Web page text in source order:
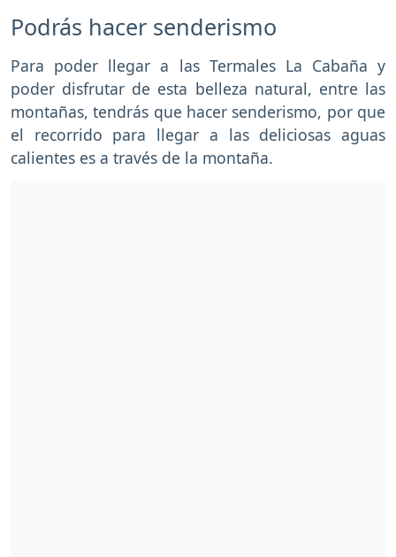
Podrás hacer senderismo
Para poder llegar a las Termales La Cabaña y
poder disfrutar de esta belleza natural, entre las
montañas, tendrás que hacer senderismo, por que
el recorrido para llegar a las deliciosas aguas
calientes es a través de la montaña.